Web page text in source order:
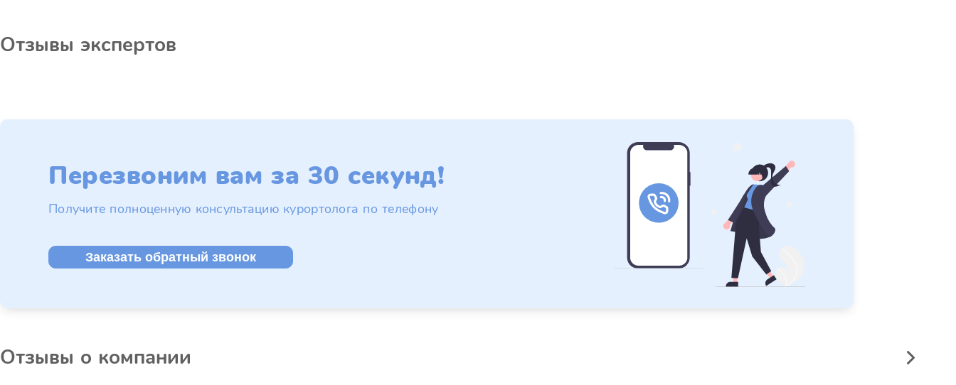
Отзывы экспертов
Перезвоним вам за 30 секунд!
Получите полноценную консультацию курортолога по телефону
Заказать обратный звонок
Отзывы о компании